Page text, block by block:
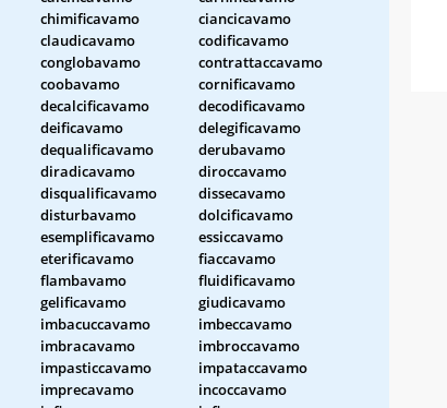
chimificavamo
ciancicavamo
claudicavamo
codificavamo
conglobavamo
contrattaccavamo
coobavamo
cornificavamo
decalcificavamo
decodificavamo
deificavamo
delegificavamo
dequalificavamo
derubavamo
diradicavamo
diroccavamo
disqualificavamo
dissecavamo
disturbavamo
dolcificavamo
esemplificavamo
essiccavamo
eterificavamo
fiaccavamo
flambavamo
fluidificavamo
gelificavamo
giudicavamo
imbacuccavamo
imbeccavamo
imbracavamo
imbroccavamo
impasticcavamo
impataccavamo
imprecavamo
incoccavamo